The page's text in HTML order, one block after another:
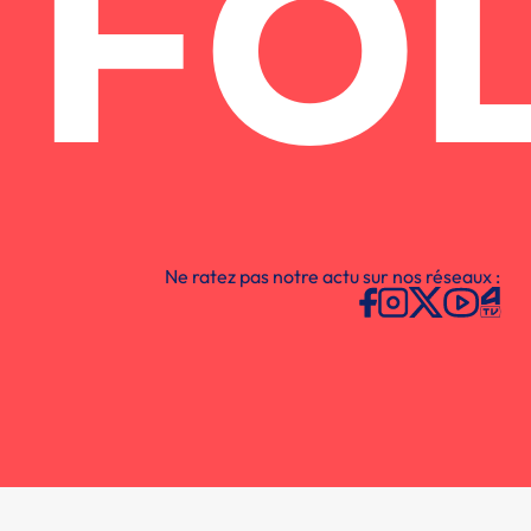
Ne ratez pas notre actu sur nos réseaux :